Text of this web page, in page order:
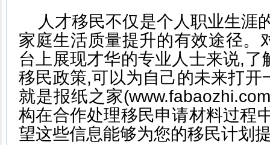
人才移民不仅是个人职业生涯
家庭生活质量提升的有效途径。
台上展现才华的专业人士来说,了
移民政策,可以为自己的未来打开
就是报纸之家
构在合作处理移民申请材料过程
望这些信息能够为您的移民计划